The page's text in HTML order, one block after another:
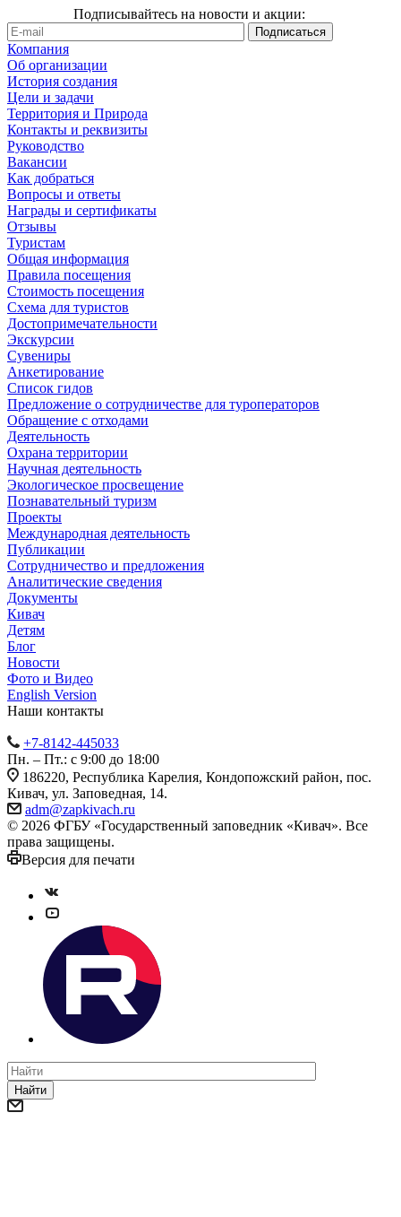
Подписывайтесь на новости и акции:
Компания
Об организации
История создания
Цели и задачи
Территория и Природа
Контакты и реквизиты
Руководство
Вакансии
Как добраться
Вопросы и ответы
Награды и сертификаты
Отзывы
Туристам
Общая информация
Правила посещения
Стоимость посещения
Схема для туристов
Достопримечательности
Экскурсии
Сувениры
Анкетирование
Список гидов
Предложение о сотрудничестве для туроператоров
Обращение с отходами
Деятельность
Охрана территории
Научная деятельность
Экологическое просвещение
Познавательный туризм
Проекты
Международная деятельность
Публикации
Сотрудничество и предложения
Аналитические сведения
Документы
Кивач
Детям
Блог
Новости
Фото и Видео
English Version
Наши контакты
+7-8142-445033
Пн. – Пт.: с 9:00 до 18:00
186220, Республика Карелия, Кондопожский район, пос.
Кивач, ул. Заповедная, 14.
adm@zapkivach.ru
© 2026 ФГБУ «Государственный заповедник «Кивач». Все
права защищены.
Версия для печати
Найти